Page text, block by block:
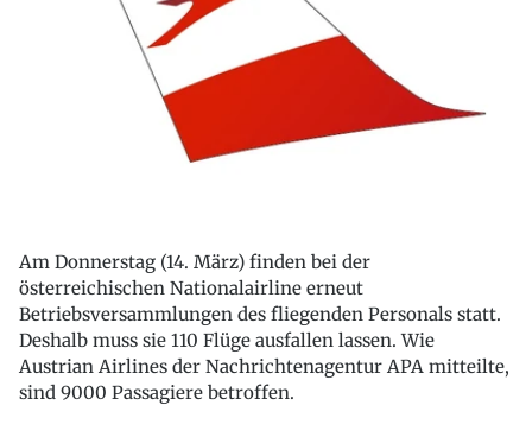
Am Donnerstag (14. März) finden bei der
österreichischen Nationalairline erneut
Betriebsversammlungen des fliegenden Personals statt.
Deshalb muss sie 110 Flüge ausfallen lassen. Wie
Austrian Airlines der Nachrichtenagentur APA mitteilte,
sind 9000 Passagiere betroffen.